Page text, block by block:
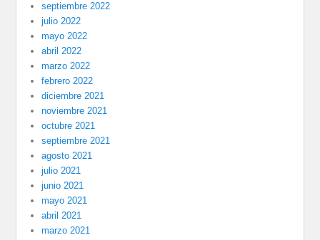
septiembre 2022
julio 2022
mayo 2022
abril 2022
marzo 2022
febrero 2022
diciembre 2021
noviembre 2021
octubre 2021
septiembre 2021
agosto 2021
julio 2021
junio 2021
mayo 2021
abril 2021
marzo 2021